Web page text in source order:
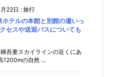
22日 : 旅行
ホテルの本館と別館の違いっ
セスや送迎バスについても
吾妻スカイラインの近くにあ
1200mの自然 ...